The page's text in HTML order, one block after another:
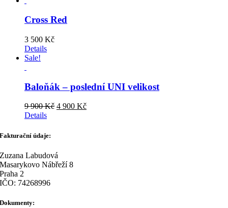
650 Kč.
Cross Red
3 500 Kč
Details
Sale!
Baloňák – poslední UNI velikost
9 900Kč Original
4 900 KčCurrent
Details
Fakturační údaje:
Zuzana Labudová
Masarykovo Nábřeží 8
Praha 2
IČO: 74268996
Dokumenty: